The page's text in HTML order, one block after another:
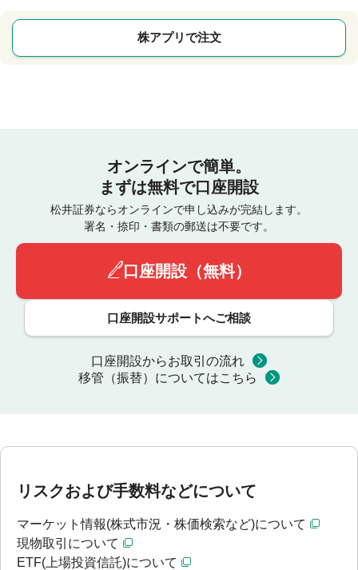
株アプリで注文
オンラインで簡単。
まずは無料で口座開設
松井証券ならオンラインで申し込みが完結します。
署名・捺印・書類の郵送は不要です。
口座開設（無料）
口座開設サポートへご相談
口座開設からお取引の流れ
移管（振替）についてはこちら
リスクおよび手数料などについて
マーケット情報(株式市況・株価検索など)について
現物取引について
ETF(上場投資信託)について